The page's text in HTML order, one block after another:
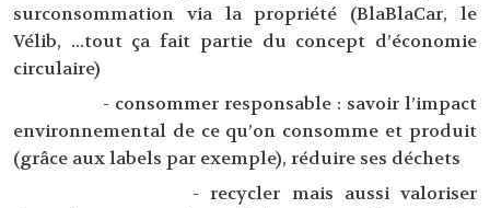
surconsommation via la propriété (BlaBlaCar, le
Vélib, ...tout ça fait partie du concept d’économie
circulaire)
- consommer responsable : savoir l’impact
environnemental de ce qu’on consomme et produit
(grâce aux labels par exemple), réduire ses déchets
- recycler mais aussi valoriser